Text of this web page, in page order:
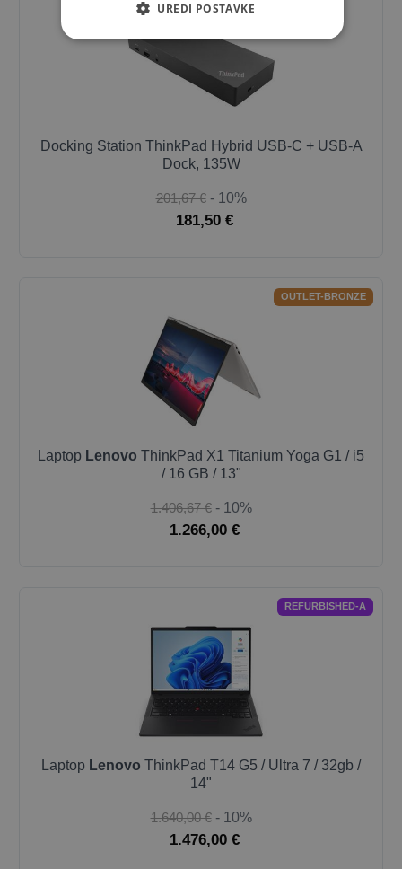
Docking Station ThinkPad Hybrid USB-C + USB-A
Dock, 135W
201,67 € - 10%
181,50 €
OUTLET-BRONZE
Laptop Lenovo ThinkPad X1 Titanium Yoga G1 / i5
/ 16 GB / 13"
1.406,67 € - 10%
1.266,00 €
REFURBISHED-A
Laptop Lenovo ThinkPad T14 G5 / Ultra 7 / 32gb /
14"
1.640,00 € - 10%
1.476,00 €
UREDI POSTAVKE